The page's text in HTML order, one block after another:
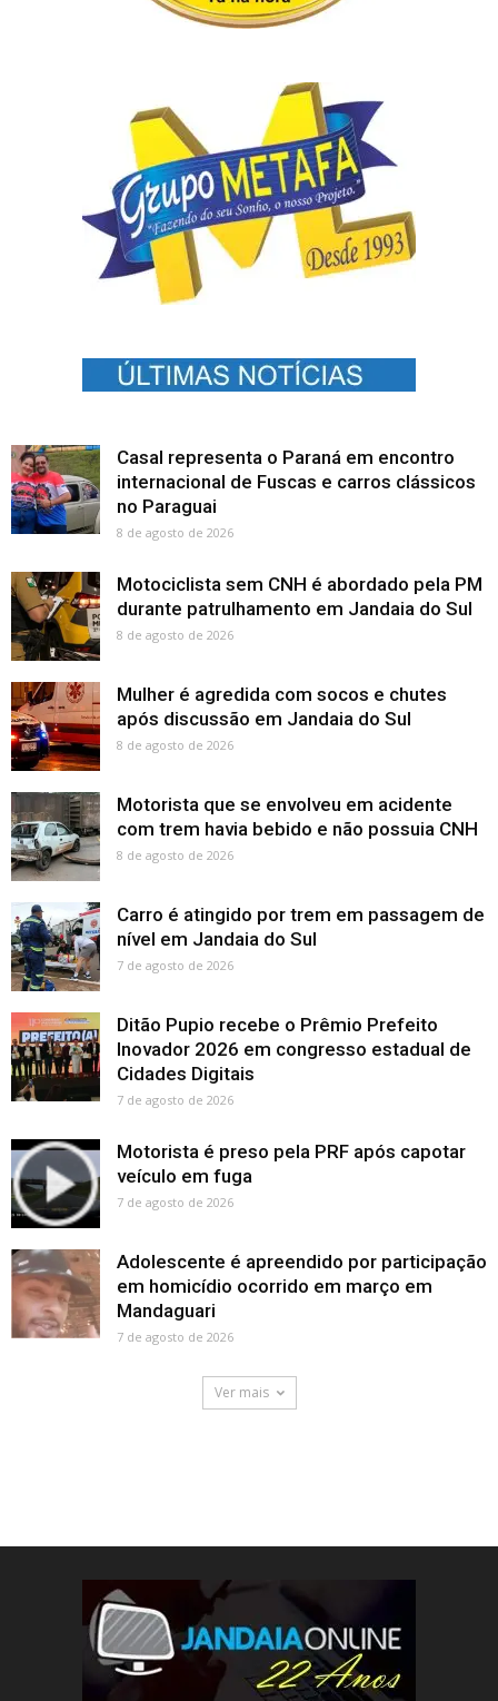
Casal representa o Paraná em encontro
internacional de Fuscas e carros clássicos
no Paraguai
8 de agosto de 2026
Motociclista sem CNH é abordado pela PM
durante patrulhamento em Jandaia do Sul
8 de agosto de 2026
Mulher é agredida com socos e chutes
após discussão em Jandaia do Sul
8 de agosto de 2026
Motorista que se envolveu em acidente
com trem havia bebido e não possuia CNH
8 de agosto de 2026
Carro é atingido por trem em passagem de
nível em Jandaia do Sul
7 de agosto de 2026
Ditão Pupio recebe o Prêmio Prefeito
Inovador 2026 em congresso estadual de
Cidades Digitais
7 de agosto de 2026
Motorista é preso pela PRF após capotar
veículo em fuga
7 de agosto de 2026
Adolescente é apreendido por participação
em homicídio ocorrido em março em
Mandaguari
7 de agosto de 2026
Ver mais